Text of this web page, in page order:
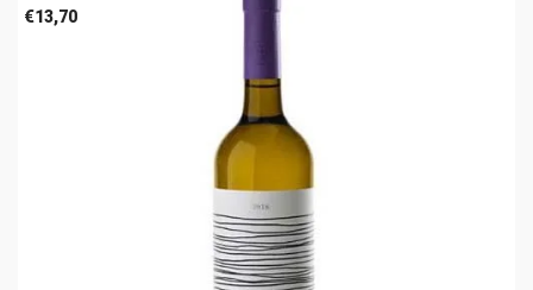
€13,70